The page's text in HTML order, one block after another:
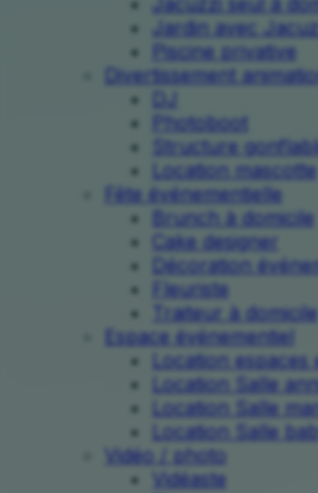
Jardin avec
Piscine privative
Divertissement
DJ
Photoboot
Structure
Location mascotte
Fête événementielle
Brunch à domicile
Cake designer
Décoration
Fleuriste
Traiteur à domicile
Espace événementiel
Location espaces
Location Salle
Location Salle
Location Salle
Vidéo / photo
Vidéaste